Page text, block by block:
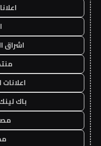
اشراق
اعلانات
باك